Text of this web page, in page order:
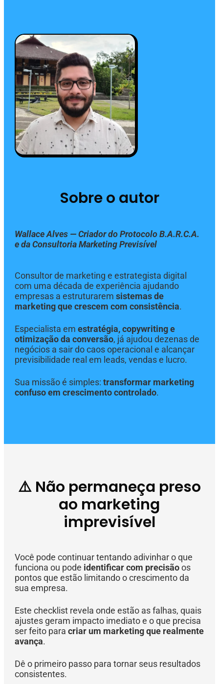
Sobre o autor
Wallace Alves — Criador do Protocolo B.A.R.C.A.
e da Consultoria Marketing Previsível
Consultor de marketing e estrategista digital
com uma década de experiência ajudando
empresas a estruturarem sistemas de
marketing que crescem com consistência.
Especialista em estratégia, copywriting e
otimização da conversão, já ajudou dezenas de
negócios a sair do caos operacional e alcançar
previsibilidade real em leads, vendas e lucro.
Sua missão é simples: transformar marketing
confuso em crescimento controlado.
⚠️ Não permaneça preso
ao marketing
imprevisível
Você pode continuar tentando adivinhar o que
funciona ou pode identificar com precisãoos
pontos que estão limitando o crescimento da
sua empresa.
Este checklist revela onde estão as falhas, quais
ajustes geram impacto imediato e o que precisa
ser feito para criar um marketing que realmente
avança.
Dê o primeiro passo para tornar seus resultados
consistentes.